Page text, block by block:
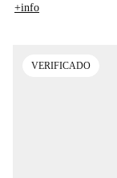
+info
VERIFICADO